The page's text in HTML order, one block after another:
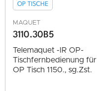
OP TISCHE
MAQUET
3110.30B5
Telemaquet -IR OP-
Tischfernbedienung für
OP Tisch 1150., sg.Zst.